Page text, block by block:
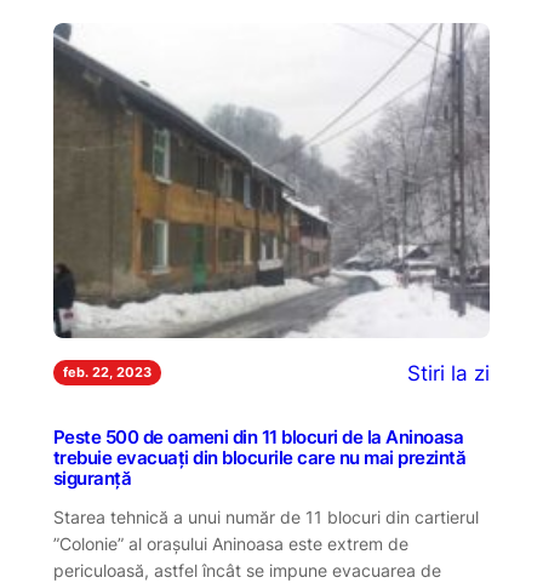
feb. 22, 2023 Stiri la zi
Peste 500 de oameni din 11 blocuri de la Aninoasa
trebuie evacuați din blocurile care nu mai prezintă
siguranță
Starea tehnică a unui număr de 11 blocuri din cartierul
”Colonie” al orașului Aninoasa este extrem de
periculoasă, astfel încât se impune evacuarea de